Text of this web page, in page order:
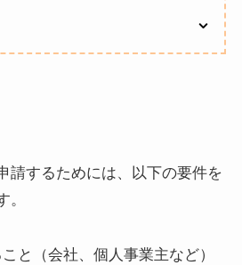
請するためには、以下の要件を
。
と（会社、個人事業主など）